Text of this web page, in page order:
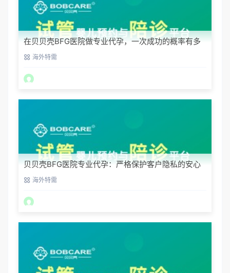
在贝贝壳BFG医院做专业代孕，一次成功的概率有多
大？海外特需
贝贝壳BFG医院专业代孕：严格保护客户隐私的安心
之选海外特需